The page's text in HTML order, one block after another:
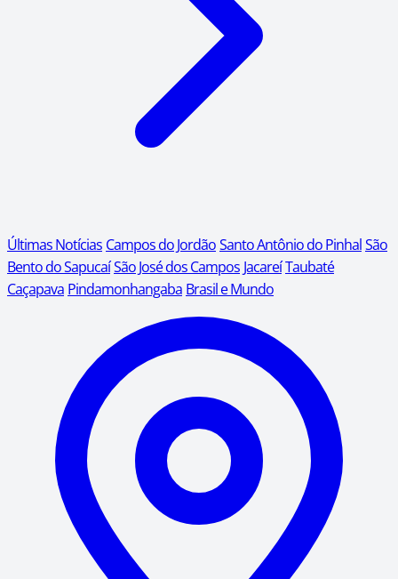
Últimas Notícias Campos do JordãoSanto Antônio do PinhalSão
Bento do SapucaíSão José dos Campos JacareíTaubaté
Caçapava Pindamonhangaba Brasil e Mundo